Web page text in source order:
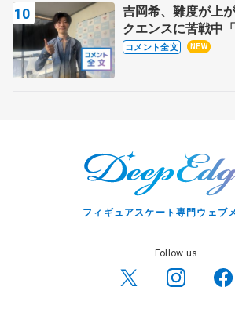
吉岡希、難度が上
クエンスに苦戦中
いいエッジで踏め
コメント全文 NEW
フィギュアスケート専門ウェブ
Follow us